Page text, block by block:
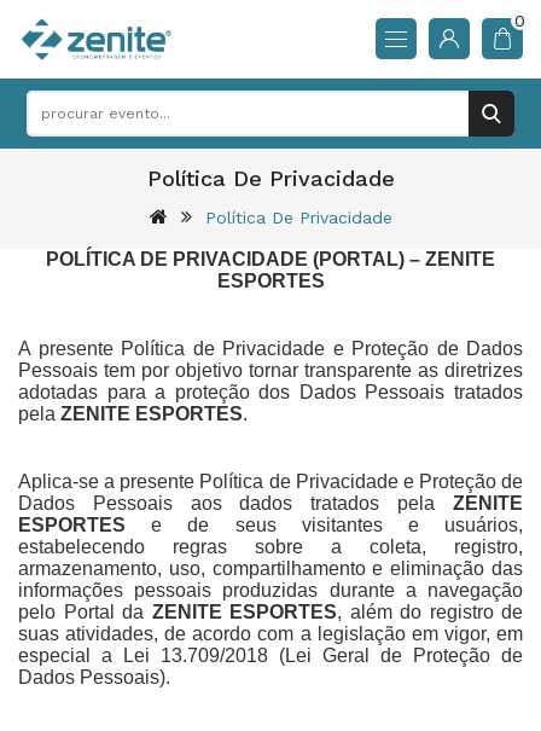
0
Política De Privacidade
Política De Privacidade
POLÍTICA DE PRIVACIDADE (PORTAL) – ZENITE
ESPORTES
A presente Política de Privacidade e Proteção de Dados
Pessoais tem por objetivo tornar transparente as diretrizes
adotadas para a proteção dos Dados Pessoais tratados
pela ZENITE ESPORTES.
Aplica-se a presente Política de Privacidade e Proteção de
Dados Pessoais aos dados tratados pela ZENITE
ESPORTES e de seus visitantes e usuários,
estabelecendo regras sobre a coleta, registro,
armazenamento, uso, compartilhamento e eliminação das
informações pessoais produzidas durante a navegação
pelo Portal da ZENITE ESPORTES, além do registro de
suas atividades, de acordo com a legislação em vigor, em
especial a Lei 13.709/2018 (Lei Geral de Proteção de
Dados Pessoais).